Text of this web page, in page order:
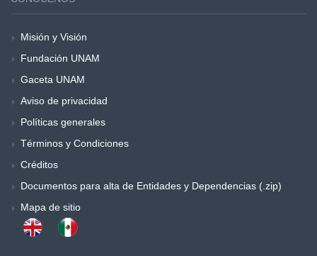
Misión y Visión
Fundación UNAM
Gaceta UNAM
Aviso de privacidad
Políticas generales
Términos y Condiciones
Créditos
Documentos para alta de Entidades y Dependencias (.zip)
Mapa de sitio